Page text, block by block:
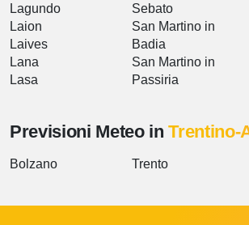
Lagundo
Laion
Laives
Lana
Lasa
Sebato
San Martino in
Badia
San Martino in
Passiria
Previsioni Meteo inTrentino-
Bolzano Trento